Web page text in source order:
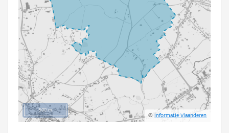
500 m
©Informatie Vlaanderen